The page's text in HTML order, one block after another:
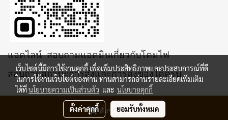
สั่งซื้อสินค้า
แอดไลน์ สอบถามแอดมินเกี่ยวกับโคมไฟ
สอบถามสถานะการสั่งและการส่งของได้ครับ
เว็บไซต์นี้มีการใช้งานคุกกี้ เพื่อเพิ่มประสิทธิภาพและประสบการณ์ที่ดี
ในการใช้งานเว็บไซต์ของท่าน ท่านสามารถอ่านรายละเอียดเพิ่มเติม
ได้ที่นโยบายความเป็นส่วนตัว และ นโยบายคุกกี้
ตั้งค่าคุกกี้ ยอมรับทั้งหมด